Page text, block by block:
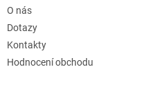
O nás
Dotazy
Kontakty
Hodnocení obchodu